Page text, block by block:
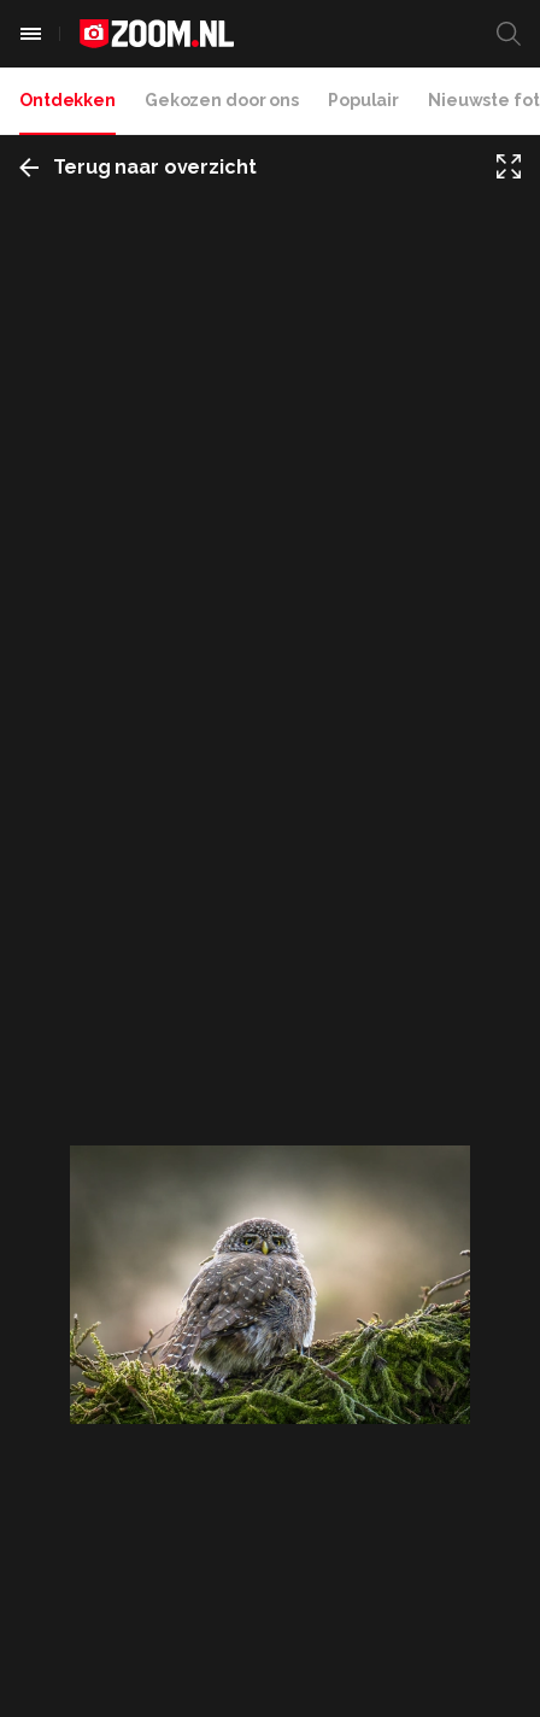
Ontdekken Gekozen door ons Populair Nieuwste
Terug naar overzicht